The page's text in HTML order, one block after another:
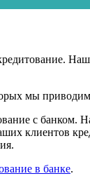
мы
с
клиентов
в банке.